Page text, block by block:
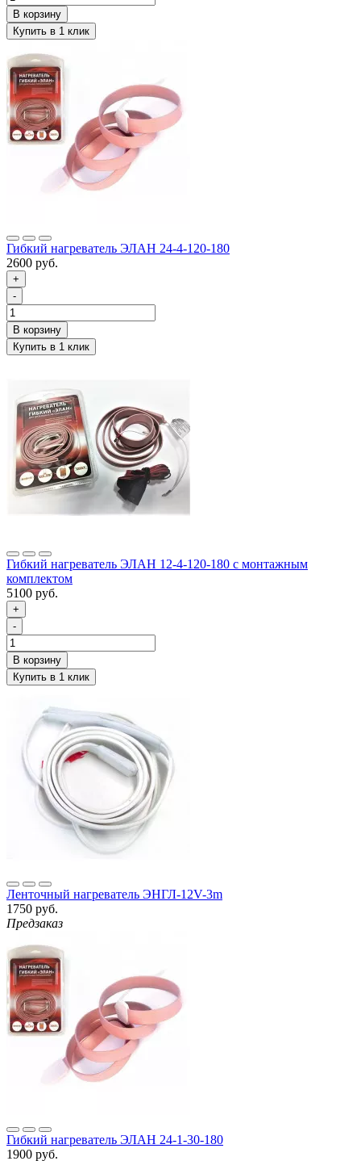
Гибкий нагреватель ЭЛАН 24-4-120-180
2600 руб.
+
-
Гибкий нагреватель ЭЛАН 12-4-120-180 с монтажным
комплектом
5100 руб.
+
-
Ленточный нагреватель ЭНГЛ-12V-3m
1750 руб.
Предзаказ
Гибкий нагреватель ЭЛАН 24-1-30-180
1900 руб.